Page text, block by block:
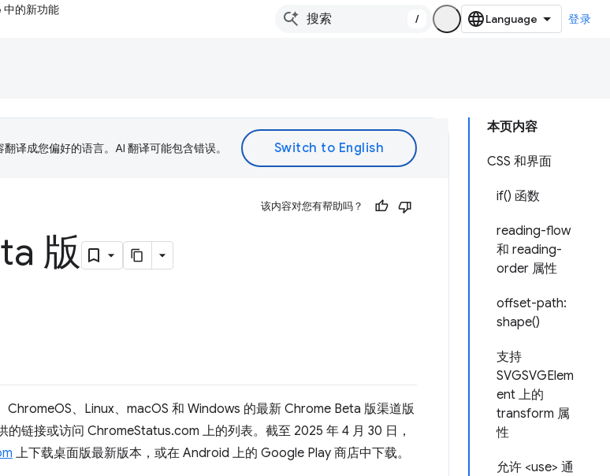
的新功能
/ 登录
本页内容
CSS 和界面
if() 函数
reading-flow
和 reading-
order 属性
offset-path:
shape()
支持
SVGSVGElem
ent 上的
transform 属
性
允许 <use> 通
译成您偏好的语言。AI 翻译可能包含错误。
该内容对您有帮助吗？
版
、Linux、macOS 和 Windows 的最新 Chrome Beta 版渠道版
链接或访问 ChromeStatus.com 上的列表。截至 2025 年 4 月 30 日，
上下载桌面版最新版本，或在 Android 上的 Google Play 商店中下载。